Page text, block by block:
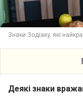
Знаки Зодіаку, які
Деякі знаки